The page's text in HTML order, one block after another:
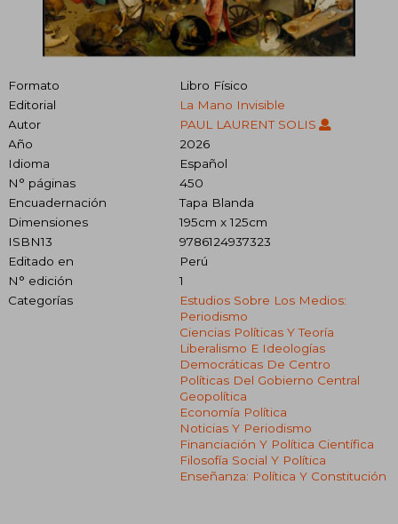
Formato
Libro Físico
Editorial
La Mano Invisible
Autor
PAUL LAURENT SOLIS
Año
2026
Idioma
Español
N° páginas
450
Encuadernación
Tapa Blanda
Dimensiones
195cm x 125cm
ISBN13
9786124937323
Editado en
Perú
N° edición
1
Categorías
Estudios Sobre Los Medios:
Periodismo
Ciencias Políticas Y Teoría
Liberalismo E Ideologías
Democráticas De Centro
Políticas Del Gobierno Central
Geopolítica
Economía Política
Noticias Y Periodismo
Financiación Y Política Científica
Filosofía Social Y Política
Enseñanza: Política Y Constitución